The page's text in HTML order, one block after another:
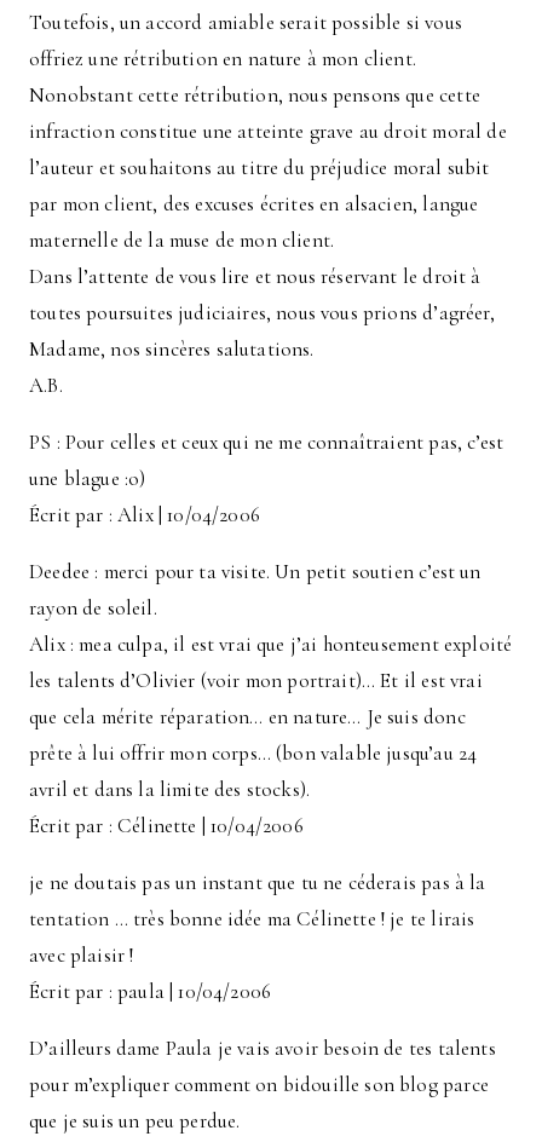
Toutefois, un accord amiable serait possible si vous
offriez une rétribution en nature à mon client.
Nonobstant cette rétribution, nous pensons que cette
infraction constitue une atteinte grave au droit moral de
l’auteur et souhaitons au titre du préjudice moral subit
par mon client, des excuses écrites en alsacien, langue
maternelle de la muse de mon client.
Dans l’attente de vous lire et nous réservant le droit à
toutes poursuites judiciaires, nous vous prions d’agréer,
Madame, nos sincères salutations.
A.B.
PS : Pour celles et ceux qui ne me connaîtraient pas, c’est
une blague :o)
Écrit par : Alix | 10/04/2006
Deedee : merci pour ta visite. Un petit soutien c’est un
rayon de soleil.
Alix : mea culpa, il est vrai que j’ai honteusement exploité
les talents d’Olivier (voir mon portrait)… Et il est vrai
que cela mérite réparation… en nature… Je suis donc
prête à lui offrir mon corps… (bon valable jusqu’au 24
avril et dans la limite des stocks).
Écrit par : Célinette | 10/04/2006
je ne doutais pas un instant que tu ne céderais pas à la
tentation … très bonne idée ma Célinette ! je te lirais
avec plaisir !
Écrit par : paula | 10/04/2006
D’ailleurs dame Paula je vais avoir besoin de tes talents
pour m’expliquer comment on bidouille son blog parce
que je suis un peu perdue.